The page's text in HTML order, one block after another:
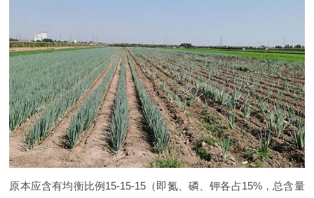
原本应含有均衡比例15-15-15（即氮、磷、钾各占15%，总含量